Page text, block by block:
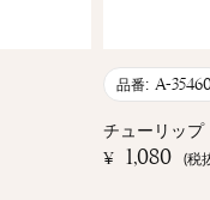
品番: A-
チューリップ
¥ 1,080 (税